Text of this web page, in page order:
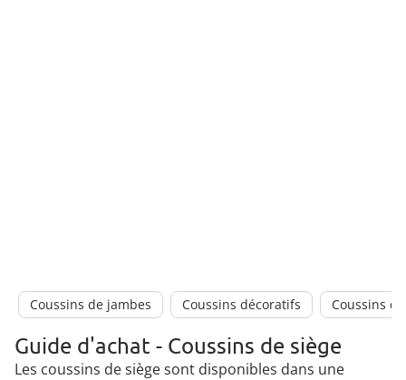
Coussins de jambes Coussins décoratifs Coussins
Guide d'achat - Coussins de siège
Les coussins de siège sont disponibles dans une